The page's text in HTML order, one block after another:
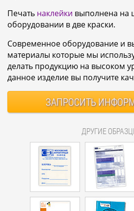
Печать наклейки выполнена на
оборудовании в две краски.
Современное оборудование и
материалы которые мы
делать продукцию на высоком
данное изделие вы получите
ЗАПРОСИТЬ
ДРУГИЕ